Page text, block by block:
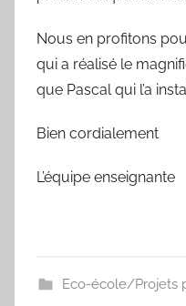
Nous en profitons
qui a réalisé le
que Pascal qui l’a
Bien cordialement
L’équipe enseignante
Eco-école/Projets